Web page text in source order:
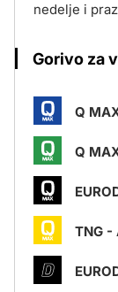
nedelje i
Gorivo za
Q
Q
TNG -